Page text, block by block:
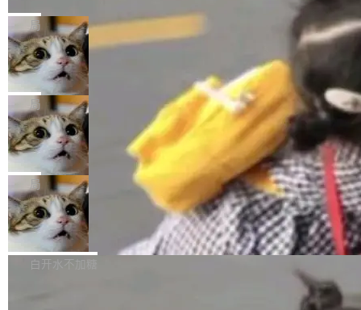
“启蒙老师”。 而今年，恰好是雷霄骅离世十周
年。FFmpeg 社区最终选择用一个大版本的名
字，留下了这份纪念。 雷霄骅曾是中国传媒大学
数字电视技术方向的博士生，长期从事视频、音
频技...
编写程序，目标是完成电商平台作者信息与商品
列表的数据匹配 —— 一项常规的数据处理任
务，最终却产生了 180 万美元的账单，实际支出
超出原定预算 860%。 更令人意外的是，该项目
最终并未成功落地，而高额算力消耗持续运行长
达 5 个月，公司直到财务对账时才察觉异常。这
意味着一个无人看管的 AI 程序，在近半年时间
里日夜不停地"烧钱"。 复盘显示，...
e CEO Clément Delangue 在 CNBC 的采访里
没有拐弯抹角。他说中国正在赢得 AI 竞赛，而
且按目前的速度，中国 AI 工具预计在今年底或
2027 年就能追上美国前沿实验室的水平。 Dela
ngue 把原因归结为一件事：开放协作。中国的
AI 开发者在一个共享和协作的生态里加速迭代，
而美国模型厂商在"闭门造车"。他的原话是 "buil
ding in silos"——各自为战，互不通气。 这个判
断从他嘴里说出来分量不同。Hugging Face 是
全球最大的开源 AI 平台，上面跑着上百万个模
型。谁在开源赛道上领先，...
局
当 AI agent 把源码变成了最好的扩展系
统，开发者工具必须开源
五年前，David Crawshaw 问过很多软件工程师
一个问题：你写过什么给自己用的程序？答案几
乎都是没有。工程师们整天用别人写的程序写程
序给别人用。偶尔有人自己写个博客系统、智能
家居控制、家庭实验室，都算稀奇事。 Crawsh
aw 是 Shelley 的作者，一个开源 AI coding age
nt。他最近在博客上写了一篇文章，核心论点很
简单：开发者工具必须开源。 理由不是传统的自
由软件情怀，而是一个跟 AI agent 直接相关的
技术判断。 两行 prompt 就能个性化任何软件 C
局
DeepSeek Harness 宣布内测邀请，全
网最大规模开源 Agent 路演现场诞生
一条内测招募帖，发出去的时候大概没人想到它
会变成一场开源 Agent 生态的路演。 8月1日，
DeepSeek Harness 团队负责人崔添翼（tiany
i）在 X 上发帖： 「如果你是 Agent Harness 相
关开源项目的开发者，希望参加 DeepSeek Har
ness 的内测，可以回复或私信联系我。请附上
局
商汤 SenseNova U1.5-Lite-Preview
开源
商汤科技宣布面向社区开源轻量级统一多模态模
型的预览版本 SenseNova U1.5-Lite-Preview。
白开水不加糖